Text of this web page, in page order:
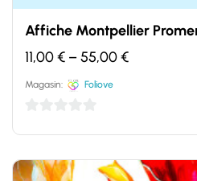
Affiche Montpellier
11,00€ – 55,00€
Magasin: Foliove
5